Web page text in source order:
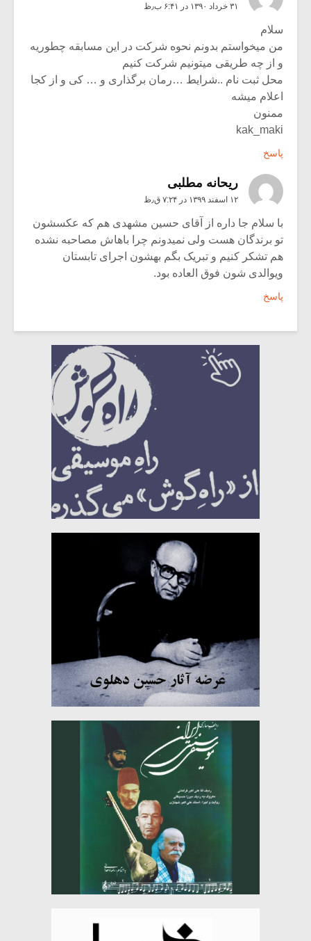
۳۱ خرداد ۱۳۹۰ در ۶:۴۱ ب٫ظ
سلام
من میخواستم بدونم نحوه شرکت در این مسابقه چطوریه
و از چه طریقی میتونیم شرکت کنیم
محل ثبت نام ..شرایط …رمان برگذاری و … کی و از کجا
اعلام میشه
ممنون
kak_maki
پاسخ
ريحانه مطلبى
۱۲ اسفند ۱۳۹۹ در ۷:۲۴ ق٫ظ
با سلام جا داره از آقاى حسین مشهدى هم که عکسشون
تو برندگان هست ولى نمیدونم چرا باهاش مصاحبه نشده
هم تشکر کنیم و تبریک بگم بهشون اجراى تابستان
ویوالدى شون فوق العاده بود.
پاسخ